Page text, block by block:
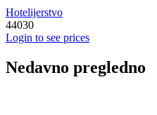
Hotelijerstvo
44030
Login to see prices
Nedavno pregledno